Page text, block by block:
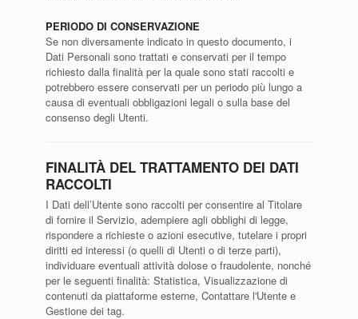
PERIODO DI CONSERVAZIONE
Se non diversamente indicato in questo documento, i
Dati Personali sono trattati e conservati per il tempo
richiesto dalla finalità per la quale sono stati raccolti e
potrebbero essere conservati per un periodo più lungo a
causa di eventuali obbligazioni legali o sulla base del
consenso degli Utenti.
FINALITÀ DEL TRATTAMENTO DEI DATI
RACCOLTI
I Dati dell’Utente sono raccolti per consentire al Titolare
di fornire il Servizio, adempiere agli obblighi di legge,
rispondere a richieste o azioni esecutive, tutelare i propri
diritti ed interessi (o quelli di Utenti o di terze parti),
individuare eventuali attività dolose o fraudolente, nonché
per le seguenti finalità: Statistica, Visualizzazione di
contenuti da piattaforme esterne, Contattare l'Utente e
Gestione dei tag.